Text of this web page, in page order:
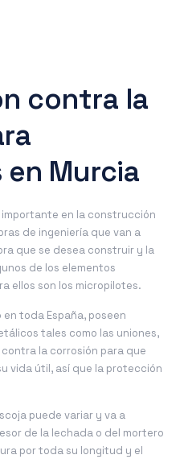
contra la
Murcia
en la construcción
de ingeniería que van a
que se desea construir y la
de los elementos
ellos son los micropilotes.
toda España, poseen
tales como las uniones,
la corrosión para que
vida útil, así que la protección
puede variar y va a
de la lechada o del mortero
por toda su longitud y el